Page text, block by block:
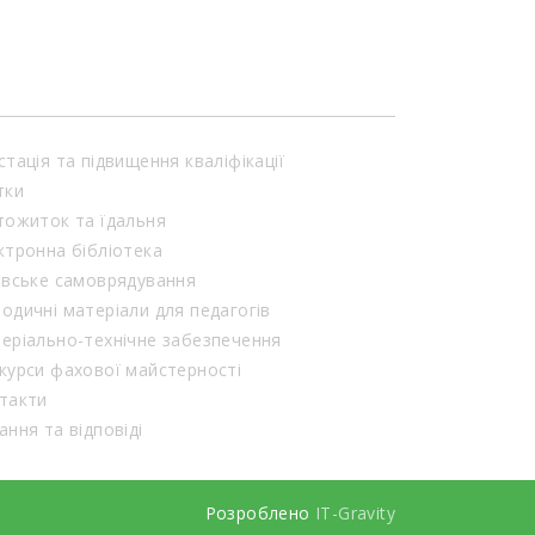
та підвищення кваліфікації
та їдальня
бібліотека
самоврядування
матеріали для педагогів
технічне забезпечення
фахової майстерності
та відповіді
Розроблено IT-Gravity